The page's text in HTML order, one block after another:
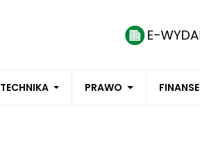
TECHNIKA PRAWO FINANSE